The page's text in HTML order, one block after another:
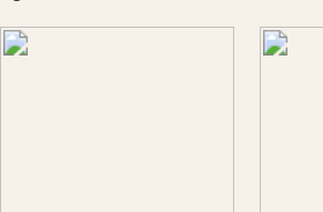
complejidad. Cabe destacar que durante esta semana,
aprovechando el perfil de especialización en patología de